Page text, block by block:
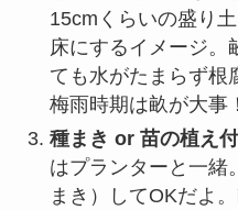
15cmくらいの盛り
床にするイメージ。
ても水がたまらず
梅雨時期は畝が大事
種まき or 苗の植え
はプランターと一緒
まき）してOKだよ